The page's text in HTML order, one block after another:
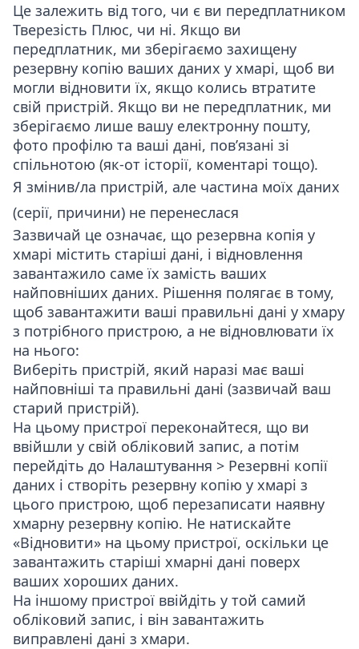
Це залежить від того, чи є ви передплатником
Тверезість Плюс, чи ні. Якщо ви
передплатник, ми зберігаємо захищену
резервну копію ваших даних у хмарі, щоб ви
могли відновити їх, якщо колись втратите
свій пристрій. Якщо ви не передплатник, ми
зберігаємо лише вашу електронну пошту,
фото профілю та ваші дані, пов’язані зі
спільнотою (як-от історії, коментарі тощо).
Я змінив/ла пристрій, але частина моїх даних
(серії, причини) не перенеслася
Зазвичай це означає, що резервна копія у
хмарі містить старіші дані, і відновлення
завантажило саме їх замість ваших
найповніших даних. Рішення полягає в тому,
щоб завантажити ваші правильні дані у хмару
з потрібного пристрою, а не відновлювати їх
на нього:
Виберіть пристрій, який наразі має ваші
найповніші та правильні дані (зазвичай ваш
старий пристрій).
На цьому пристрої переконайтеся, що ви
ввійшли у свій обліковий запис, а потім
перейдіть до Налаштування > Резервні копії
даних і створіть резервну копію у хмарі з
цього пристрою, щоб перезаписати наявну
хмарну резервну копію. Не натискайте
«Відновити» на цьому пристрої, оскільки це
завантажить старіші хмарні дані поверх
ваших хороших даних.
На іншому пристрої ввійдіть у той самий
обліковий запис, і він завантажить
виправлені дані з хмари.